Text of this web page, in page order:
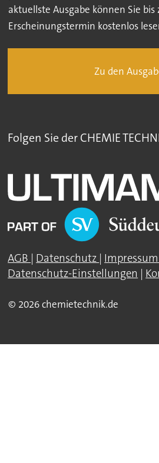
aktuellste Ausgabe können Sie bis
Erscheinungstermin kostenlos
Zu den
Folgen Sie der CHEMIE
AGB | Datenschutz | Impressum
Datenschutz-Einstellungen |
© 2026 chemietechnik.de